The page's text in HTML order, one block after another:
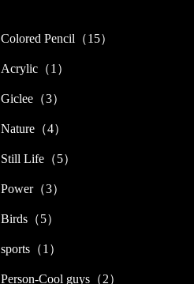
Colored Pencil（15）
Acrylic（1）
Giclee（3）
Nature（4）
Still Life（5）
Power（3）
Birds（5）
sports（1）
Person-Cool guys（2）